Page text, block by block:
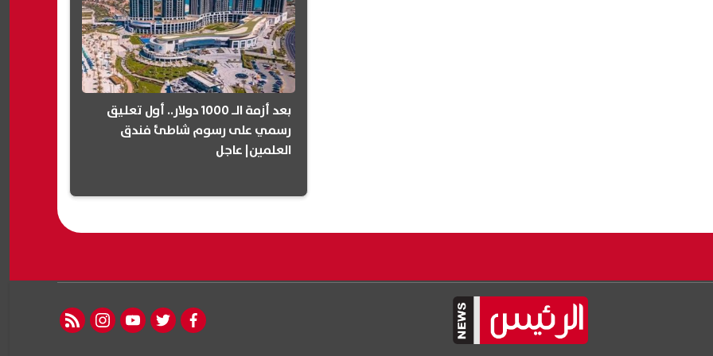
بعد أزمة الـ 1000 دولار.. أول تعليق
رسمي على رسوم شاطئ فندق
العلمين| عاجل
facebook
twitter
youtube
instagram
rss feed